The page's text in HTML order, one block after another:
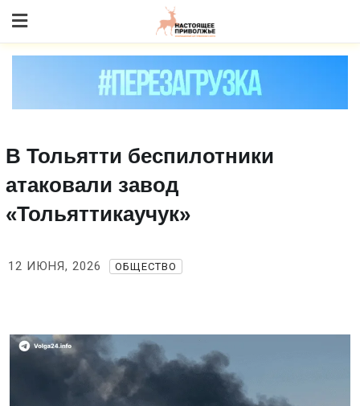
to content
В Тольятти беспилотники
атаковали завод
«Тольяттикаучук»
12 ИЮНЯ, 2026 ОБЩЕСТВО